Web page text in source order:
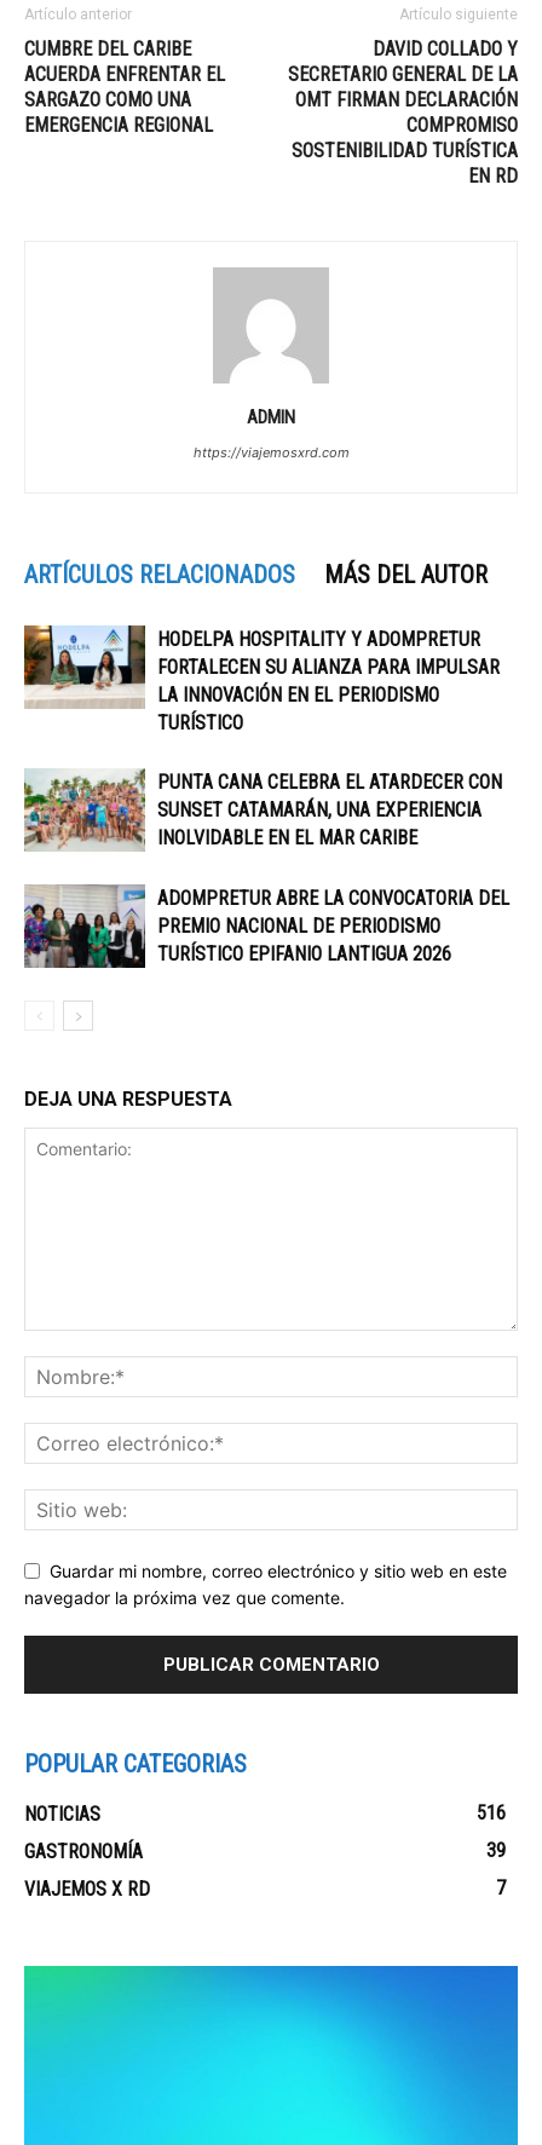
Artículo anterior
CUMBRE DEL CARIBE
ACUERDA ENFRENTAR EL
SARGAZO COMO UNA
EMERGENCIA REGIONAL
Artículo siguiente
DAVID COLLADO Y
SECRETARIO GENERAL DE LA
OMT FIRMAN DECLARACIÓN
COMPROMISO
SOSTENIBILIDAD TURÍSTICA
EN RD
ADMIN
https://viajemosxrd.com
ARTÍCULOS RELACIONADOS MÁS DEL AUTOR
HODELPA HOSPITALITY Y ADOMPRETUR
FORTALECEN SU ALIANZA PARA IMPULSAR
LA INNOVACIÓN EN EL PERIODISMO
TURÍSTICO
PUNTA CANA CELEBRA EL ATARDECER CON
SUNSET CATAMARÁN, UNA EXPERIENCIA
INOLVIDABLE EN EL MAR CARIBE
ADOMPRETUR ABRE LA CONVOCATORIA DEL
PREMIO NACIONAL DE PERIODISMO
TURÍSTICO EPIFANIO LANTIGUA 2026
DEJA UNA RESPUESTA
Guardar mi nombre, correo electrónico y sitio web en este
navegador la próxima vez que comente.
POPULAR CATEGORIAS
NOTICIAS
516
GASTRONOMÍA
39
VIAJEMOS X RD
7